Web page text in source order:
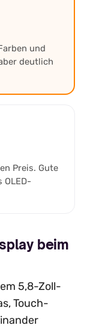
und
deutlich
Preis. Gute
beim
5,8-Zoll-
Touch-